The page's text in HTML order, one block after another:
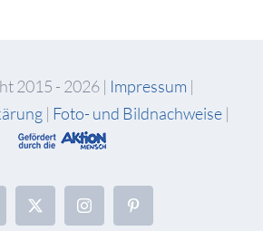
2015 - 2026 | Impressum |
| Foto- und Bildnachweise |
X InstagramPinterest